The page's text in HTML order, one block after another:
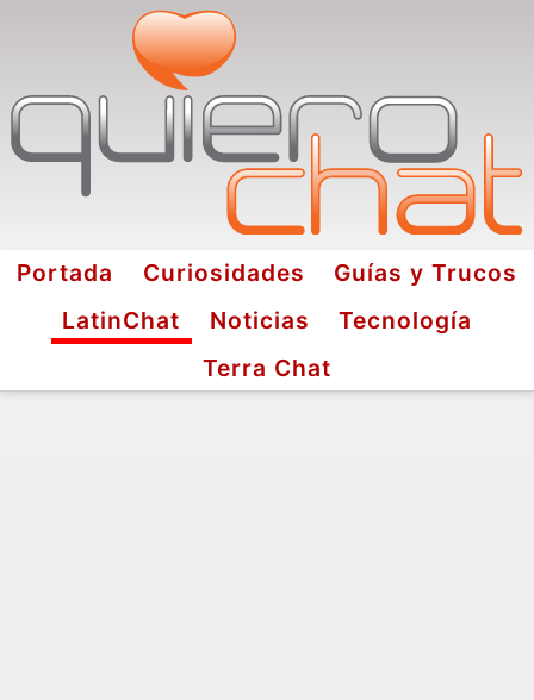
Portada Curiosidades
Guías y Trucos
LatinChat
Noticias
Tecnología
Terra Chat